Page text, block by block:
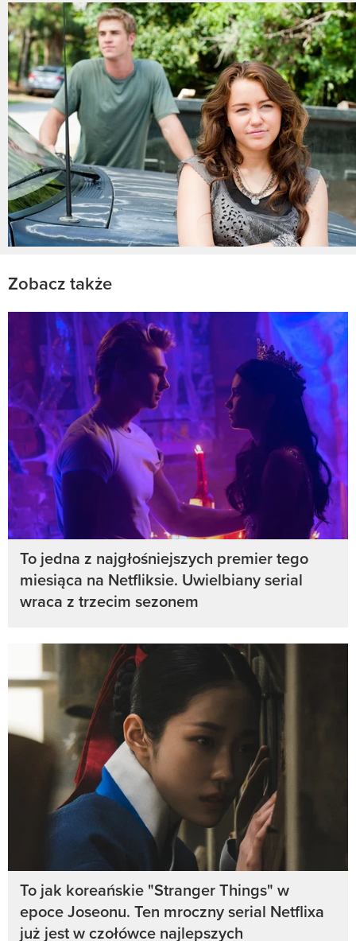
Zobacz także
To jedna z najgłośniejszych premier tego
miesiąca na Netfliksie. Uwielbiany serial
wraca z trzecim sezonem
To jak koreańskie "Stranger Things" w
epoce Joseonu. Ten mroczny serial Netflixa
już jest w czołówce najlepszych